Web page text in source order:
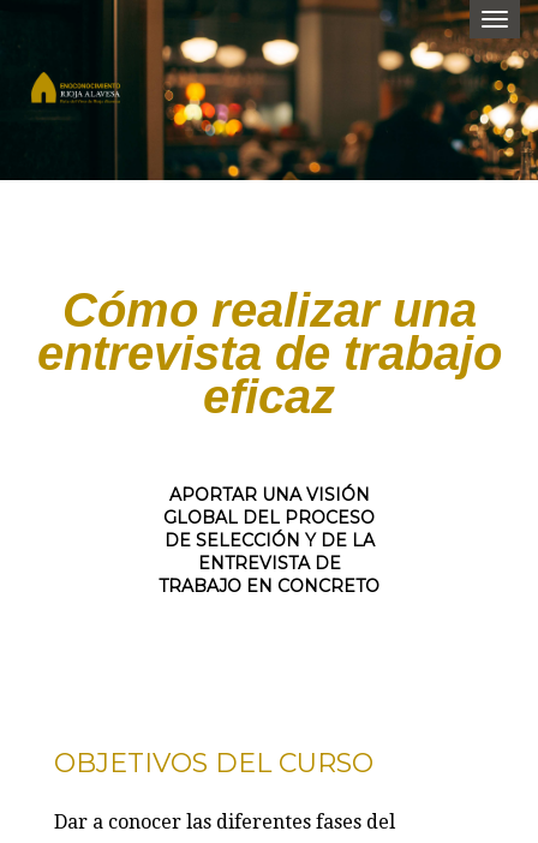
Cómo realizar una
entrevista de trabajo
eficaz
APORTAR UNA VISIÓN
GLOBAL DEL PROCESO
DE SELECCIÓN Y DE LA
ENTREVISTA DE
TRABAJO EN CONCRETO
OBJETIVOS DEL CURSO
Dar a conocer las diferentes fases del